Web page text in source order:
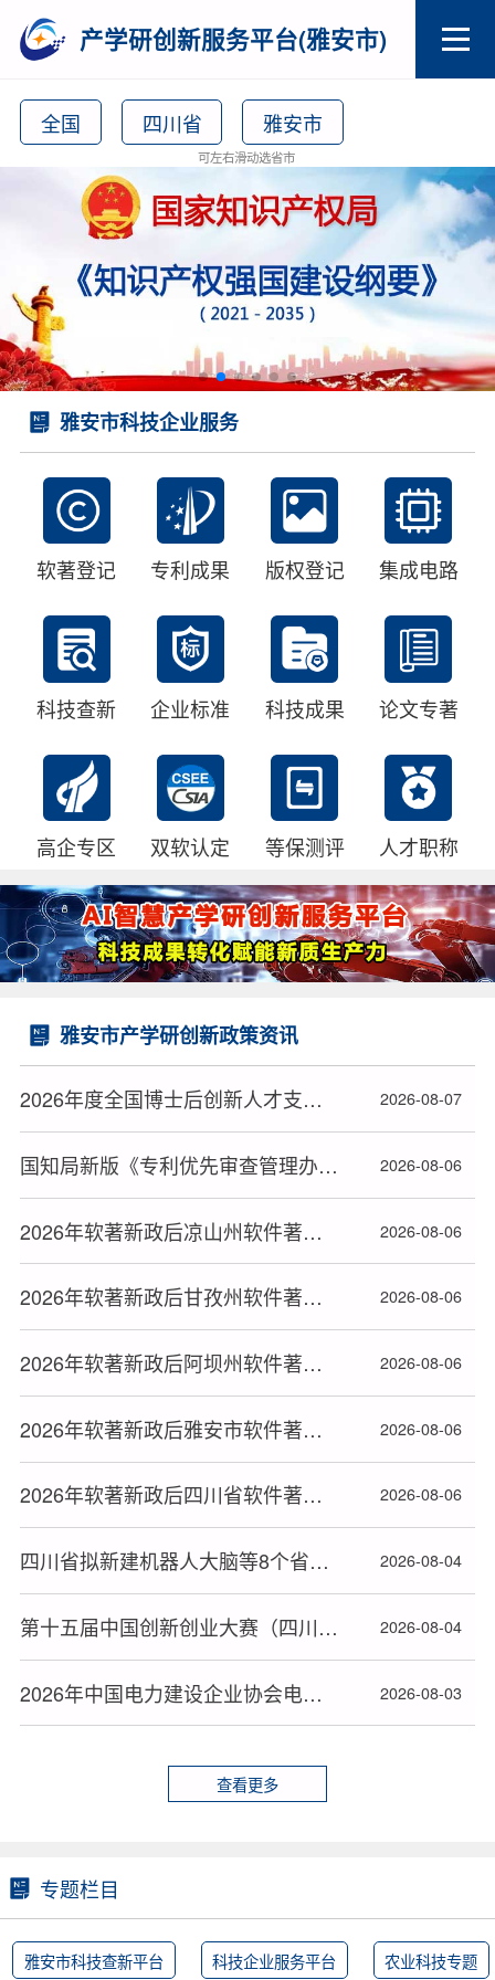
产学研创新服务平台(雅安市)
全国 四川省 雅安市
可左右滑动选省市
雅安市科技企业服务
软著登记 专利成果 版权登记 集成电路
科技查新 企业标准 科技成果 论文专著
高企专区 双软认定 等保测评 人才职称
雅安市产学研创新政策资讯
2026年度全国博士后创新人才支持计划获选人员名单公布 2026-08-07
国知局新版《专利优先审查管理办法》2026年9月1日起施行 2026-08-06
2026年软著新政后凉山州软件著作权办理高效下证指南 2026-08-06
2026年软著新政后甘孜州软件著作权办理高效下证指南 2026-08-06
2026年软著新政后阿坝州软件著作权办理高效下证指南 2026-08-06
2026年软著新政后雅安市软件著作权办理高效下证指南 2026-08-06
2026年软著新政后四川省软件著作权办理高效下证指南 2026-08-06
四川省拟新建机器人大脑等8个省技术创新中心 2026-08-04
第十五届中国创新创业大赛（四川赛区）拟晋级决赛名单 2026-08-04
2026年中国电力建设企业协会电力建设科研项目立项名单公布 2026-08-03
查看更多
专题栏目
雅安市科技查新平台 科技企业服务平台 农业科技专题